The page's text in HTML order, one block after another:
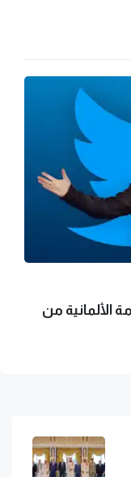
الألمانية من